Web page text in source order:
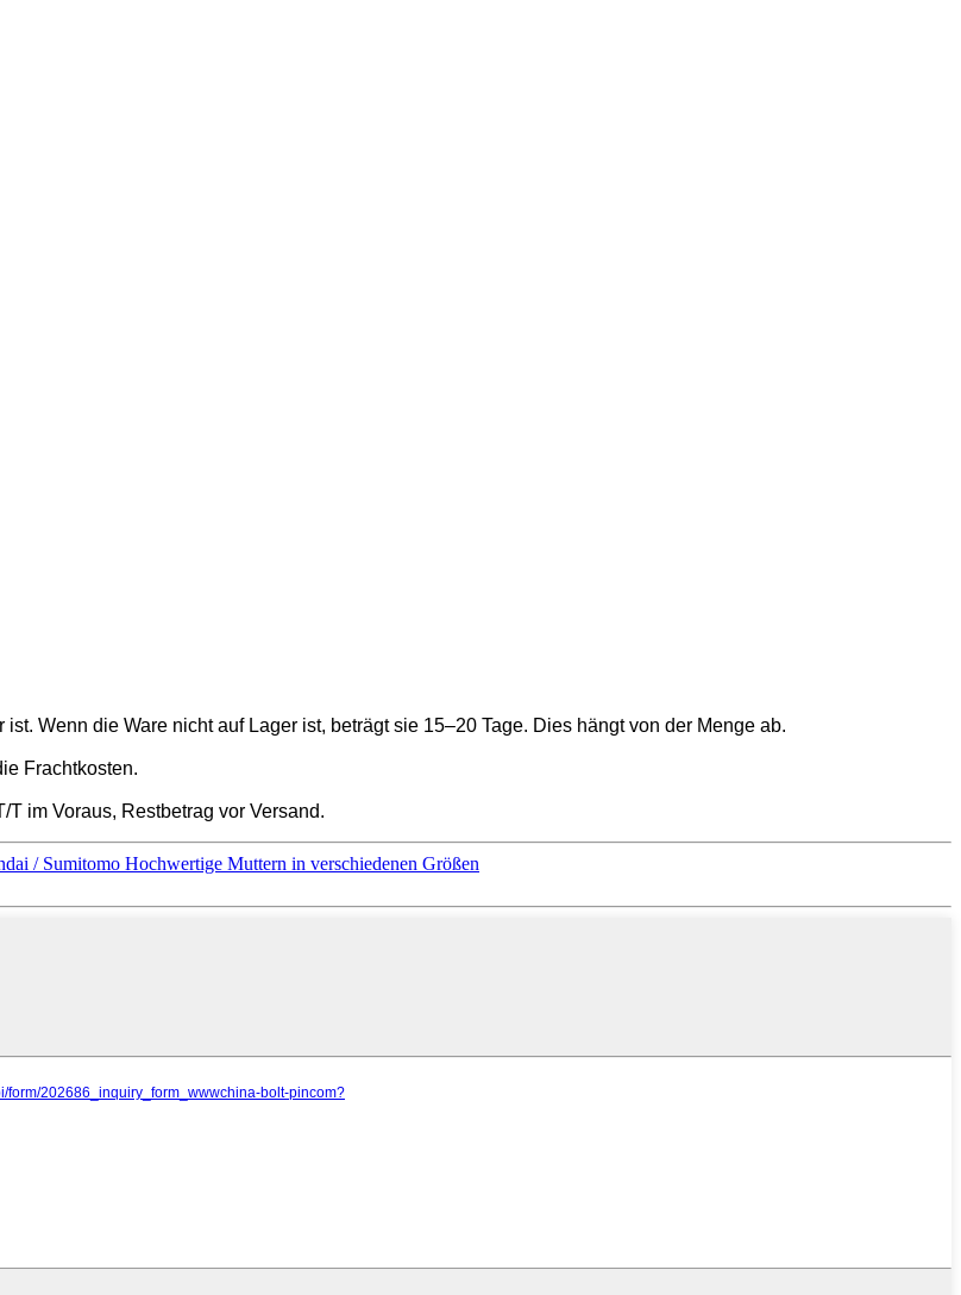
Wenn die Ware nicht auf Lager ist, beträgt sie 15–20 Tage. Dies hängt von der Menge ab.
Frachtkosten.
im Voraus, Restbetrag vor Versand.
/ Sumitomo Hochwertige Muttern in verschiedenen Größen